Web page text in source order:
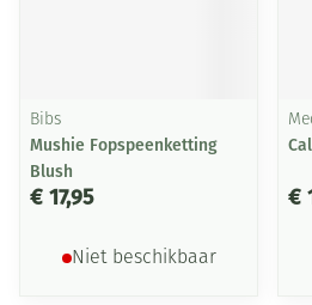
Bibs
Mushie Fopspeenketting
Blush
€ 17,95
Niet beschikbaar
€